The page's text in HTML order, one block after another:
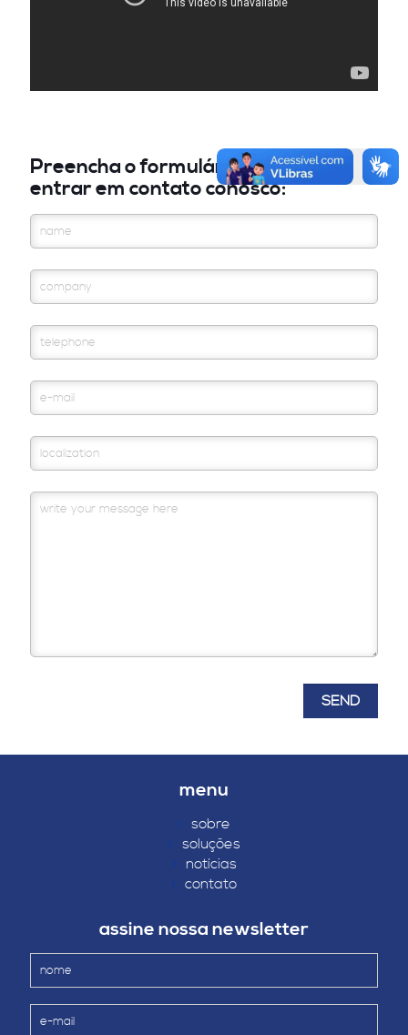
Preencha o formulário abaixo para
entrar em contato conosco:
menu
› sobre
› soluções
› notícias
› contato
assine nossa newsletter